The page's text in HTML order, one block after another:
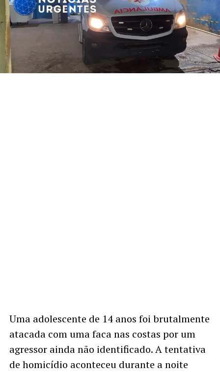
Uma adolescente de 14 anos foi brutalmente
atacada com uma faca nas costas por um
agressor ainda não identificado. A tentativa
de homicídio aconteceu durante a noite